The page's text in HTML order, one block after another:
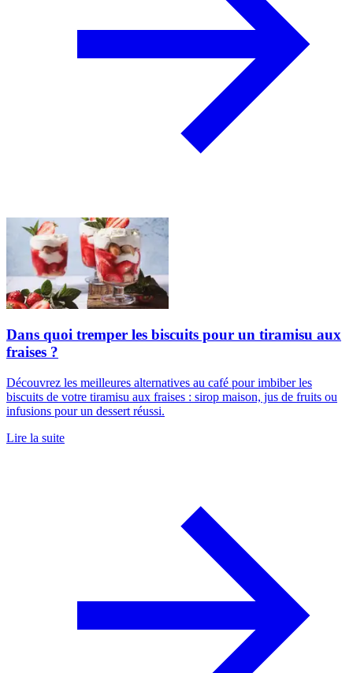
Dans quoi tremper les biscuits pour un tiramisu aux
fraises ?
Découvrez les meilleures alternatives au café pour imbiber les
biscuits de votre tiramisu aux fraises : sirop maison, jus de fruits ou
infusions pour un dessert réussi.
Lire la suite